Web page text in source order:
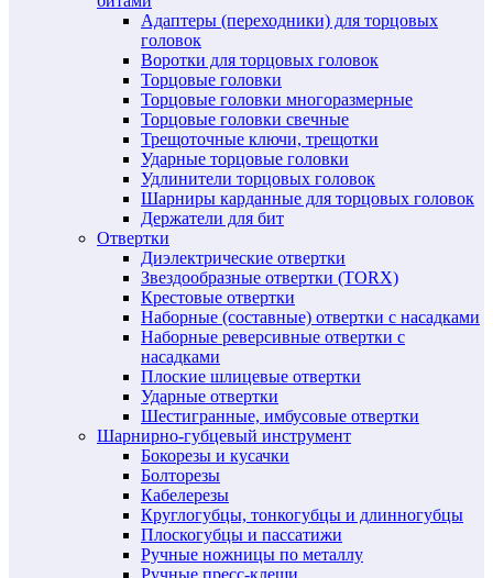
Адаптеры (переходники) для торцовых
головок
Воротки для торцовых головок
Торцовые головки
Торцовые головки многоразмерные
Торцовые головки свечные
Трещоточные ключи, трещотки
Ударные торцовые головки
Удлинители торцовых головок
Шарниры карданные для торцовых головок
Держатели для бит
Отвертки
Диэлектрические отвертки
Звездообразные отвертки (TORX)
Крестовые отвертки
Наборные (составные) отвертки с насадками
Наборные реверсивные отвертки с
насадками
Плоские шлицевые отвертки
Ударные отвертки
Шестигранные, имбусовые отвертки
Шарнирно-губцевый инструмент
Бокорезы и кусачки
Болторезы
Кабелерезы
Круглогубцы, тонкогубцы и длинногубцы
Плоскогубцы и пассатижи
Ручные ножницы по металлу
Ручные пресс-клещи